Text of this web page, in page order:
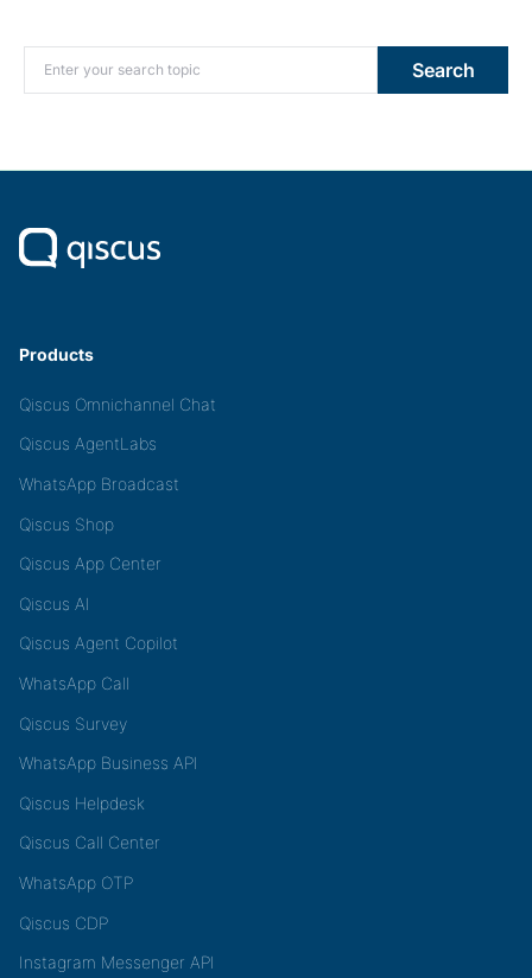
Search for: Search
Products
Qiscus Omnichannel Chat
Qiscus AgentLabs
WhatsApp Broadcast
Qiscus Shop
Qiscus App Center
Qiscus AI
Qiscus Agent Copilot
WhatsApp Call
Qiscus Survey
WhatsApp Business API
Qiscus Helpdesk
Qiscus Call Center
WhatsApp OTP
Qiscus CDP
Instagram Messenger API